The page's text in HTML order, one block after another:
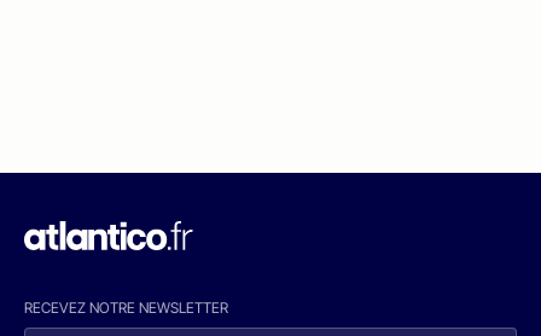
RECEVEZ NOTRE NEWSLETTER